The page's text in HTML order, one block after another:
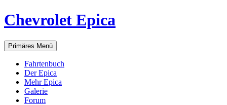
Zum
Inhalt
Chevrolet Epica
Suchen
Primäres Menü
Fahrtenbuch
Der Epica
Mehr Epica
Galerie
Forum